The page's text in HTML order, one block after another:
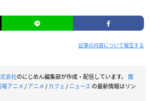
記事の内容について報告する
会社のにじめん編集部が作成・配信しています。 魔
場アニメ/アニメ/カフェ/ニュース の最新情報はリン